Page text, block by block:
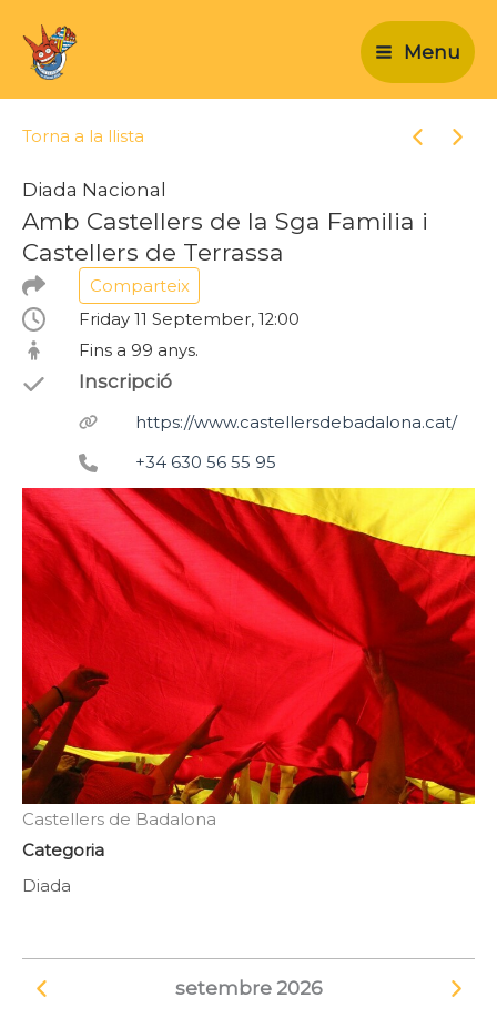
contingut
Menu
Torna a la llista
Diada Nacional
Amb Castellers de la Sga Familia i
Castellers de Terrassa
Comparteix
Friday 11 September, 12:00
Fins a 99 anys.
Inscripció
https://www.castellersdebadalona.cat/
+34 630 56 55 95
Castellers de Badalona
Categoria
Diada
Veure el mes anteriorsetembre 2026